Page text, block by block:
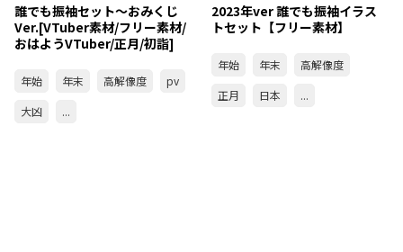
誰でも振袖セット～おみくじ
Ver.[VTuber素材/フリー素材/
おはようVTuber/正月/初詣]
年始 年末 高解像度
pv
大凶
...
2023年ver 誰でも振袖イラス
トセット【フリー素材】
年始 年末
高解像度
正月
日本 ...